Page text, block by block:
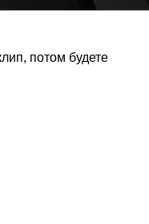
потом будете